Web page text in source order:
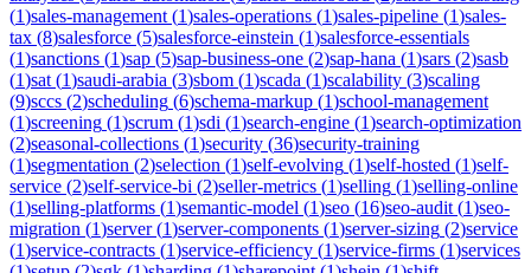
(1)sales-management (1)sales-operations (1)sales-pipeline (1)sales-
tax (8)salesforce (5)salesforce-einstein (1)salesforce-essentials
(1)sanctions (1)sap (5)sap-business-one (2)sap-hana (1)sars (2)sasb
(1)sat (1)saudi-arabia (3)sbom (1)scada (1)scalability (3)scaling
(9)sccs (2)scheduling (6)schema-markup (1)school-management
(1)screening (1)scrum (1)sdi (1)search-engine (1)search-optimization
(2)seasonal-collections (1)security (36)security-training
(1)segmentation (2)selection (1)self-evolving (1)self-hosted (1)self-
service (2)self-service-bi (2)seller-metrics (1)selling (1)selling-online
(1)selling-platforms (1)semantic-model (1)seo (16)seo-audit (1)seo-
migration (1)server(1)server-components (1)server-sizing (2)service
(1)service-contracts (1)service-efficiency (1)service-firms (1)services